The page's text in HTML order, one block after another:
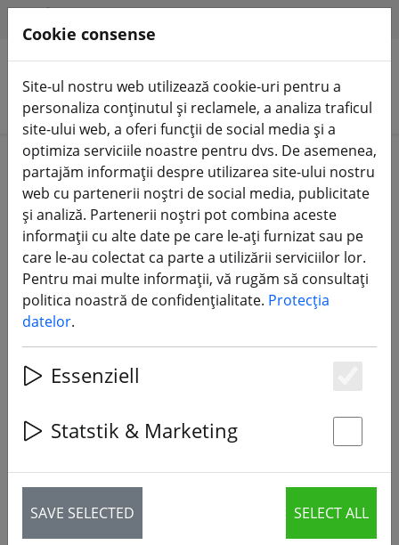
Căutare produse
Home Drone FPV RTF, BNF ȘI PNP
Axisflying Bando 5 X DJI O4 Pro HD
5 inci GPS 2,4 GHz ELRS GPS roz
‹ ›
Cookie consense
Site-ul nostru web utilizează cookie-uri pentru a
personaliza conținutul și reclamele, a analiza traficul
site-ului web, a oferi funcții de social media și a
optimiza serviciile noastre pentru dvs. De asemenea,
partajăm informații despre utilizarea site-ului nostru
web cu partenerii noștri de social media, publicitate
și analiză. Partenerii noștri pot combina aceste
informații cu alte date pe care le-ați furnizat sau pe
care le-au colectat ca parte a utilizării serviciilor lor.
Pentru mai multe informații, vă rugăm să consultați
politica noastră de confidențialitate. Protecția
datelor.
Essenziell
Statstik & Marketing
SAVE SELECTED SELECT ALL